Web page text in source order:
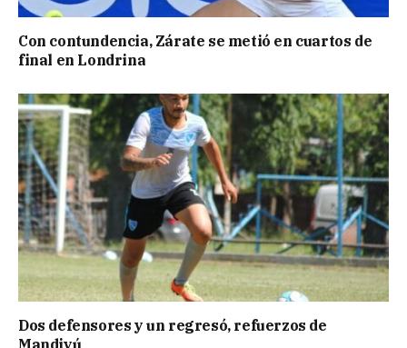
Con contundencia, Zárate se metió en cuartos de
final en Londrina
Dos defensores y un regresó, refuerzos de